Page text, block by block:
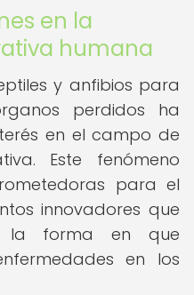
en la
humana
y anfibios para
perdidos ha
en el campo de
Este fenómeno
para el
innovadores que
la forma en que
en los